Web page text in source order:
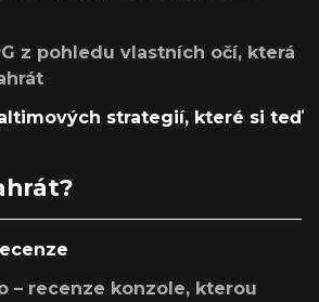
z pohledu vlastních očí, která
strategií, které si teď
– recenze konzole, kterou